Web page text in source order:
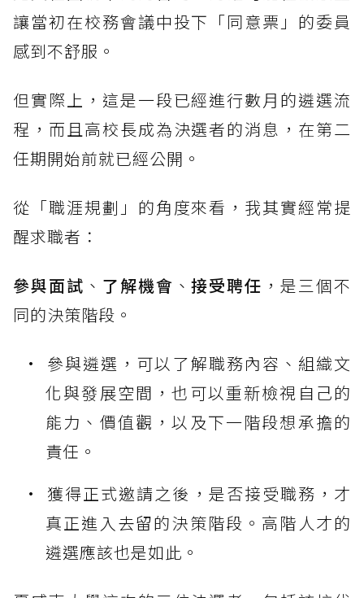
讓當初在校務會議中投下「同意票」的委員
感到不舒服。
但實際上，這是一段已經進行數月的遴選流
程，而且高校長成為決選者的消息，在第二
任期開始前就已經公開。
從「職涯規劃」的角度來看，我其實經常提
醒求職者：
參與面試 、 了解機會 、接受聘任 ，是三個不
同的決策階段。
參與遴選，可以了解職務內容、組織文
化與發展空間，也可以重新檢視自己的
能力、價值觀，以及下一階段想承擔的
責任。
獲得正式邀請之後，是否接受職務，才
真正進入去留的決策階段。高階人才的
遴選應該也是如此。